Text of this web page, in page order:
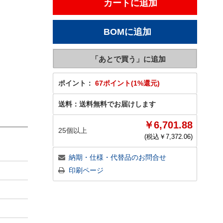
ポイント： 67ポイント(1%還元)
送料： 送料無料でお届けします
25個以上 ￥6,701.88
(税込￥ 7,372.06)
納期・仕様・代替品のお問合せ
印刷ページ